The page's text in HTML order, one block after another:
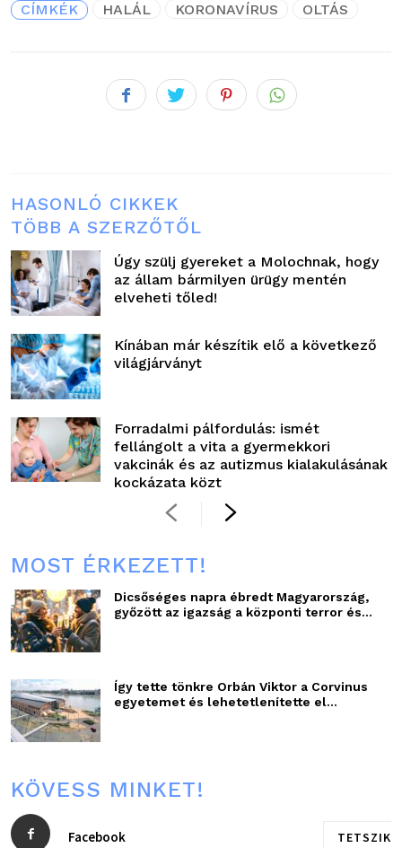
CÍMKÉK HALÁL KORONAVÍRUS OLTÁS
HASONLÓ CIKKEK
TÖBB A SZERZŐTŐL
Úgy szülj gyereket a Molochnak, hogy
az állam bármilyen ürügy mentén
elveheti tőled!
Kínában már készítik elő a következő
világjárványt
Forradalmi pálfordulás: ismét
fellángolt a vita a gyermekkori
vakcinák és az autizmus kialakulásának
kockázata közt
MOST ÉRKEZETT!
Dicsőséges napra ébredt Magyarország,
győzött az igazság a központi terror és...
Így tette tönkre Orbán Viktor a Corvinus
egyetemet és lehetetlenítette el...
KÖVESS MINKET!
Facebook TETSZIK